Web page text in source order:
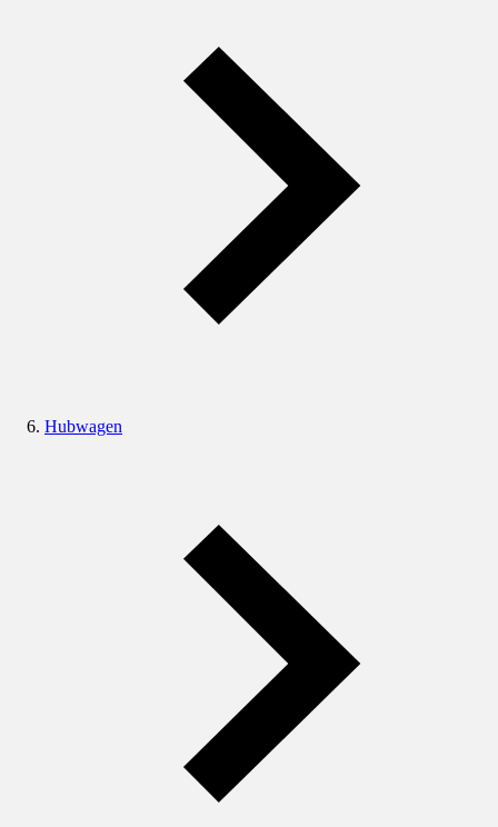
Hubwagen